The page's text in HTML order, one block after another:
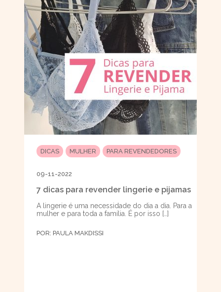
DICAS MULHER PARA REVENDEDORES
09-11-2022
7 dicas para revender lingerie e pijamas
A lingerie é uma necessidade do dia a dia. Para a
mulher e para toda a família. É por isso […]
POR: PAULA MAKDISSI